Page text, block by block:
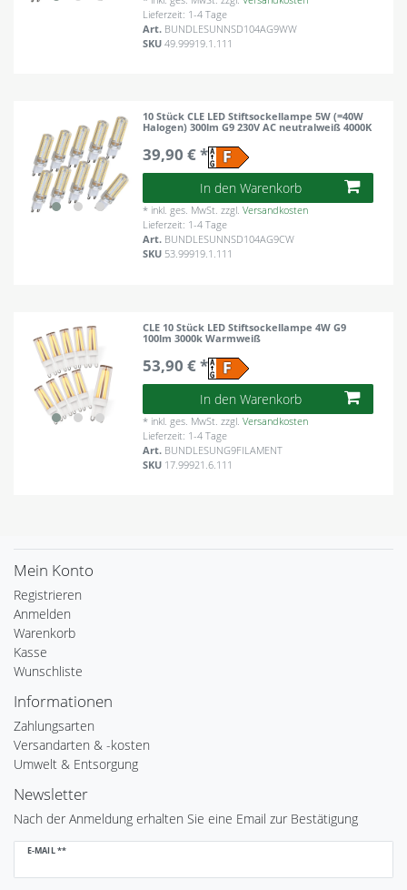
Lieferzeit: 1-4 Tage
Art. BUNDLESUNNSD104AG9WW
SKU49.99919.1.111
10 Stück CLE LED Stiftsockellampe 5W (=40W
Halogen) 300lm G9 230V AC neutralweiß 4000K
39,90 € *
In den Warenkorb
* inkl. ges. MwSt. zzgl.Versandkosten
Lieferzeit: 1-4 Tage
Art. BUNDLESUNNSD104AG9CW
SKU 53.99919.1.111
CLE 10 Stück LED Stiftsockellampe 4W G9
100lm 3000k Warmweiß
53,90 € *
In den Warenkorb
* inkl. ges. MwSt. zzgl.Versandkosten
Lieferzeit: 1-4 Tage
Art. BUNDLESUNG9FILAMENT
SKU 17.99921.6.111
Mein Konto
Registrieren
Anmelden
Warenkorb
Kasse
Wunschliste
Informationen
Zahlungsarten
Versandarten & -kosten
Umwelt & Entsorgung
Newsletter
Nach der Anmeldung erhalten Sie eine Email zur Bestätigung
E-MAIL **
Newsletter